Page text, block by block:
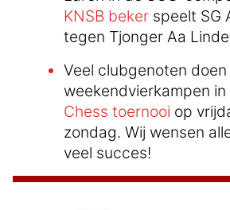
KNSB beker speelt SG
tegen Tjonger Aa
Veel clubgenoten
weekendvierkampen in
Chess toernooi op
zondag. Wij wensen
veel succes!